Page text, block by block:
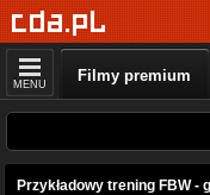
MENU Filmy premium
Przykładowy trening FBW